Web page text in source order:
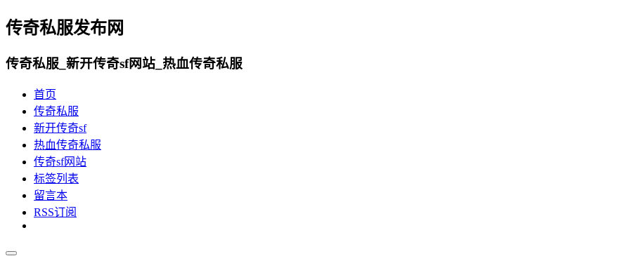
传奇私服发布网
传奇私服_新开传奇sf网站_热血传奇私服
首页
传奇私服
新开传奇sf
热血传奇私服
传奇sf网站
标签列表
留言本
RSS订阅